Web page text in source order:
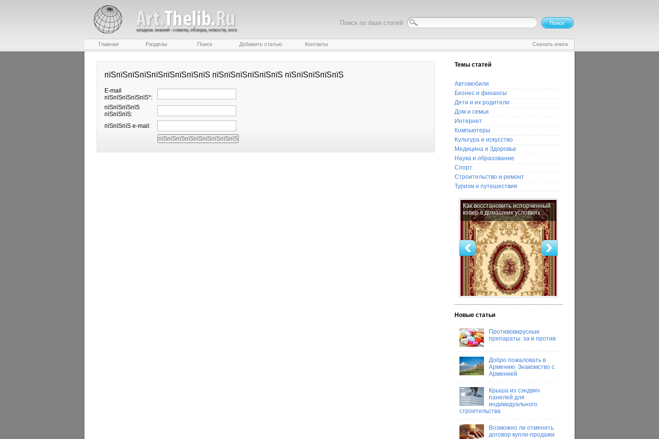
Поиск по базе статей
Главная Разделы Поиск Добавить статью Контакты Скачать книги
пїЅпїЅпїЅпїЅпїЅпїЅпїЅпїЅпїЅ пїЅпїЅпїЅпїЅпїЅпїЅ пїЅпїЅпїЅпїЅпїЅ
E-mail
пїЅпїЅпїЅпїЅпїЅ*:
пїЅпїЅпїЅпїЅ
пїЅпїЅпїЅ:
пїЅпїЅпїЅ e-mail:
Темы статей
Автомобили
Бизнес и финансы
Дети и их родители
Дом и семья
Интернет
Компьютеры
Культура и искусство
Медицина и Здоровье
Наука и образование
Спорт
Строительство и ремонт
Туризм и путешествия
Как восстановить испорченный
ковер в домашних условиях
Новые статьи
Противовирусные
препараты: за и против
Добро пожаловать в
Армению. Знакомство с
Арменией
Крыша из сэндвич
панелей для
индивидуального
строительства
Возможно ли отменить
договор купли-продажи